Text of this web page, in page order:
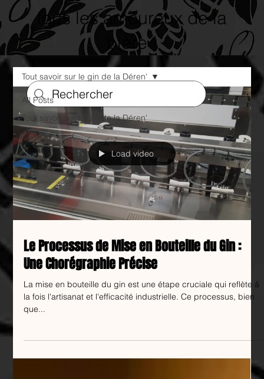
tous les amoureux de la
bière !
All Posts
Tout savoir sur le gin de la Déren'
Tout savoir sur le gin de la Déren'
Load video
Le Processus de Mise en Bouteille du Gin :
Une Chorégraphie Précise
La mise en bouteille du gin est une étape cruciale qui reflète à
la fois l'artisanat et l'efficacité industrielle. Ce processus, bien
que...